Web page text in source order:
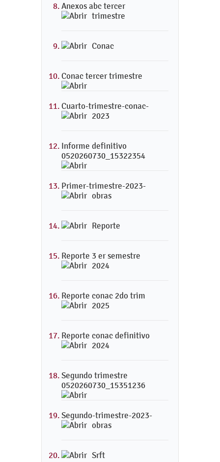
Anexos abc tercer
trimestre
Conac
Conac tercer trimestre
Cuarto-trimestre-conac-
2023
Informe definitivo
0520260730_15322354
Primer-trimestre-2023-
obras
Reporte
Reporte 3 er semestre
2024
Reporte conac 2do trim
2025
Reporte conac definitivo
2024
Segundo trimestre
0520260730_15351236
Segundo-trimestre-2023-
obras
Srft